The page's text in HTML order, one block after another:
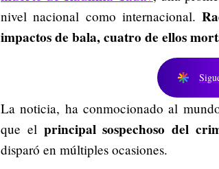
nivel nacional como internacional.
impactos de bala, cuatro de ellos
La noticia, ha conmocionado al
que elprincipal sospechoso del
disparó en múltiples ocasiones.